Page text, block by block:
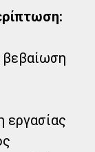
εργασίας